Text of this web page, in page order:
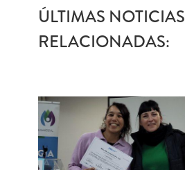
ÚLTIMAS NOTICIAS
RELACIONADAS: